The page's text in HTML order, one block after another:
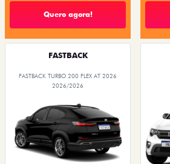
Quero agora!
FASTBACK
FASTBACK TURBO 200 FLEX AT 2026
2026/2026